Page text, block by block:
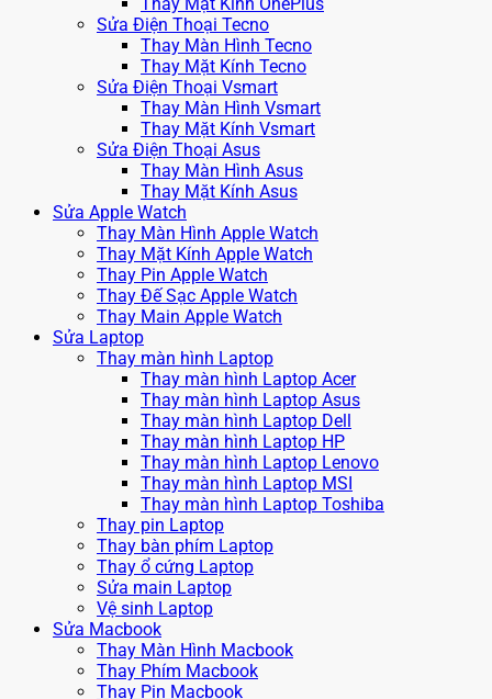
Thay Mặt Kính OnePlus
Sửa Điện Thoại Tecno
Thay Màn Hình Tecno
Thay Mặt Kính Tecno
Sửa Điện Thoại Vsmart
Thay Màn Hình Vsmart
Thay Mặt Kính Vsmart
Sửa Điện Thoại Asus
Thay Màn Hình Asus
Thay Mặt Kính Asus
Sửa Apple Watch
Thay Màn Hình Apple Watch
Thay Mặt Kính Apple Watch
Thay Pin Apple Watch
Thay Đế Sạc Apple Watch
Thay Main Apple Watch
Sửa Laptop
Thay màn hình Laptop
Thay màn hình Laptop Acer
Thay màn hình Laptop Asus
Thay màn hình Laptop Dell
Thay màn hình Laptop HP
Thay màn hình Laptop Lenovo
Thay màn hình Laptop MSI
Thay màn hình Laptop Toshiba
Thay pin Laptop
Thay bàn phím Laptop
Thay ổ cứng Laptop
Sửa main Laptop
Vệ sinh Laptop
Sửa Macbook
Thay Màn Hình Macbook
Thay Phím Macbook
Thay Pin Macbook